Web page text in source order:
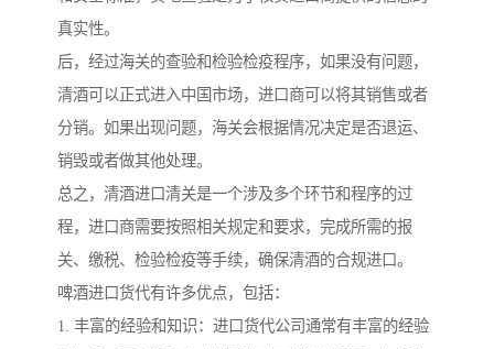
真实性。
后，经过海关的查验和检验检疫程序，如果没有问题，
清酒可以正式进入中国市场，进口商可以将其销售或者
分销。如果出现问题，海关会根据情况决定是否退运、
销毁或者做其他处理。
总之，清酒进口清关是一个涉及多个环节和程序的过
程，进口商需要按照相关规定和要求，完成所需的报
关、缴税、检验检疫等手续，确保清酒的合规进口。
啤酒进口货代有许多优点，包括：
1. 丰富的经验和知识：进口货代公司通常有丰富的经验